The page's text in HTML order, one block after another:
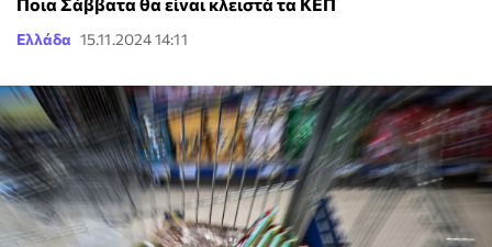
Ελλάδα 15.11.2024 14:11